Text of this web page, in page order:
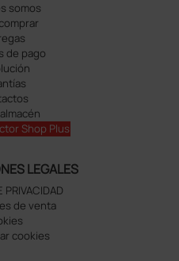
somos
de pago
Shop Plus
LEGALES
PRIVACIDAD
de venta
cookies